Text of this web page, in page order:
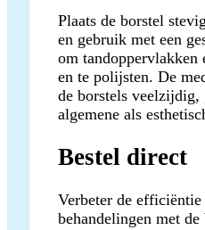
Plaats de borstel
en gebruik met een
om
en te polijsten. De
de borstels
algemene als
Bestel direct
Verbeter de
behandelingen met